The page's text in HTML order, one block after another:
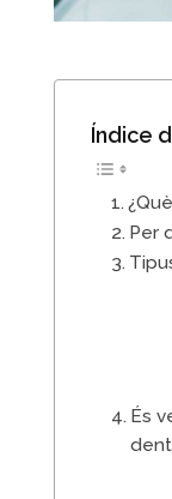
Índice
Per
És